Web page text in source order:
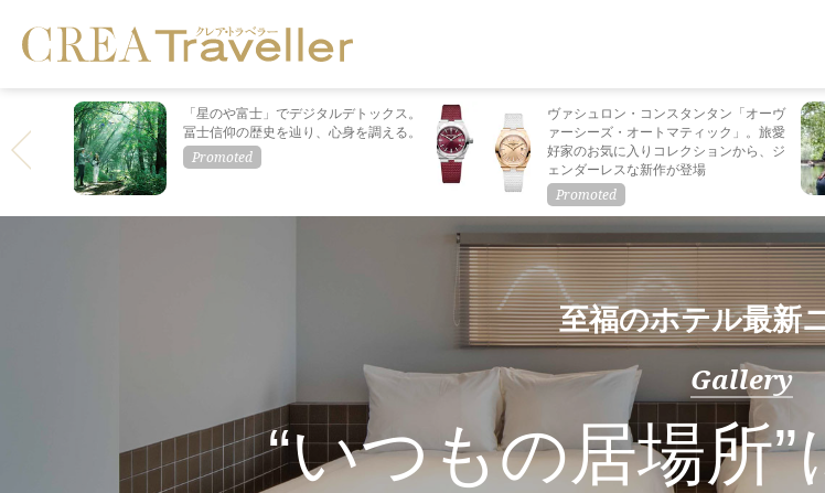
「星のや富士」でデジタルデトックス。
冨士信仰の歴史を辿り、心身を調える。
ヴァシュロン・コンスタンタン「オーヴ
ァーシーズ・オートマティック」。旅愛
好家のお気に入りコレクションから、ジ
ェンダーレスな新作が登場
至福のホテル最新
Gallery
“いつもの居場所